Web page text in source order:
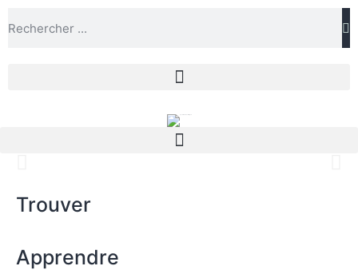
Trouver
Apprendre